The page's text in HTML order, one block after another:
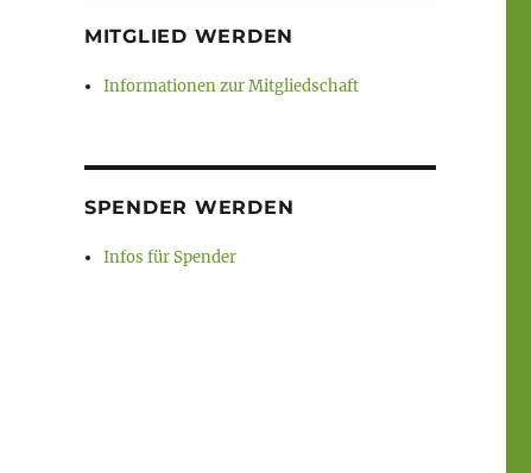
MITGLIED WERDEN
Informationen zur Mitgliedschaft
SPENDER WERDEN
Infos für Spender